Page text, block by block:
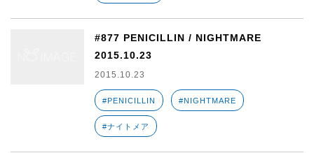
#877 PENICILLIN / NIGHTMARE
2015.10.23
2015.10.23
#PENICILLIN #NIGHTMARE
#ナイトメア